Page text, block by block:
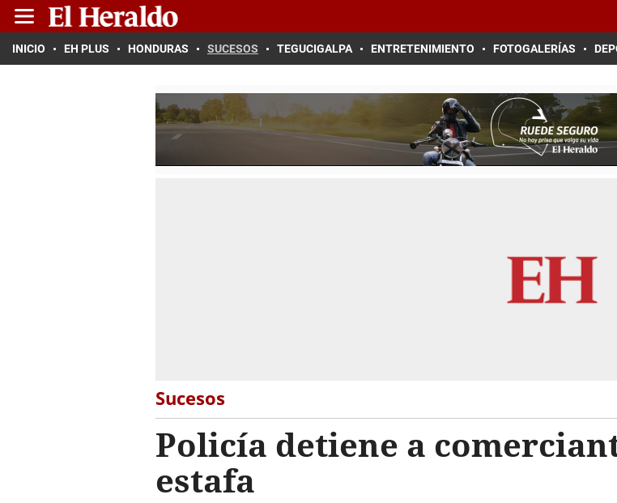
INICIO EH PLUS HONDURAS SUCESOS TEGUCIGALPA ENTRETENIMIENTO FOTOGALERÍAS
Sucesos
Policía detiene a
estafa